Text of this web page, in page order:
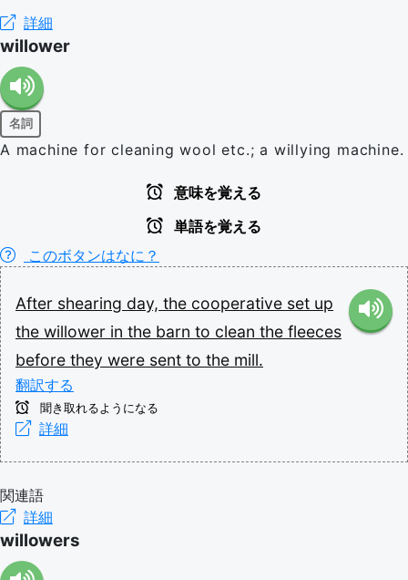
詳細
willower
名詞
A machine for cleaning wool etc.; a willying machine.
意味を覚える
単語を覚える
このボタンはなに？
After shearing day, the cooperative set up
the willower in the barn to clean the fleeces
before they were sent to the mill.
翻訳する
聞き取れるようになる
詳細
関連語
詳細
willowers